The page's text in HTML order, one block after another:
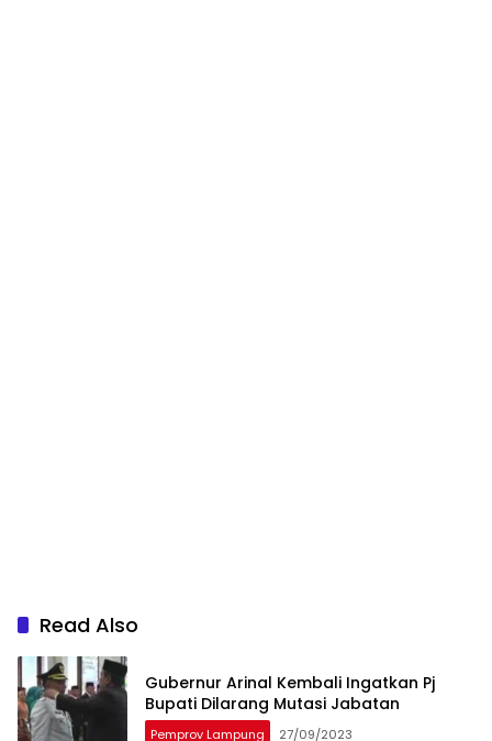
Read Also
Gubernur Arinal Kembali Ingatkan Pj
Bupati Dilarang Mutasi Jabatan
Pemprov Lampung 27/09/2023